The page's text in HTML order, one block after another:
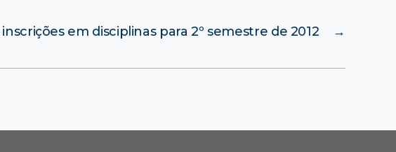
→
em disciplinas para 2º semestre de 2012